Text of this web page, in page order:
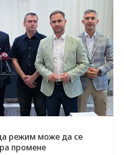
режим може да се
промене